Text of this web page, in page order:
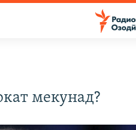
мекунад?